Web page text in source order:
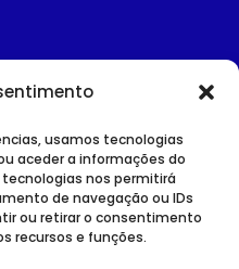
usamos tecnologias
aceder a informações do
nos permitirá
de navegação ou IDs
ou retirar o consentimento
recursos e funções.